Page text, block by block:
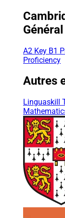
A2 Key B1
Proficiency
Autres
Linguaskill